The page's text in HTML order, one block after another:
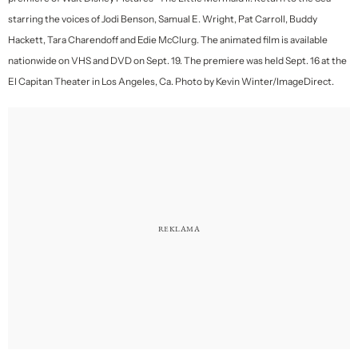
starring the voices of Jodi Benson, Samual E. Wright, Pat Carroll, Buddy
Hackett, Tara Charendoff and Edie McClurg. The animated film is available
nationwide on VHS and DVD on Sept. 19. The premiere was held Sept. 16 at the
El Capitan Theater in Los Angeles, Ca. Photo by Kevin Winter/ImageDirect.